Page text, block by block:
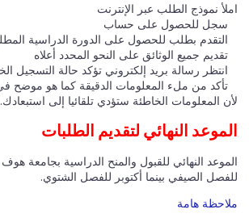
املأ نموذج الطلب عبر الإنترنت
سجل للحصول على حساب
التقدم بطلب للحصول على الدورة الدراسية
تقديم جميع الوثائق على النحو المحدد أعلاه
انتظر رسالة بريد إلكتروني تؤكد حالة التسجيل
تأكد من ملء المعلومات الدقيقة كما هو موضح
لأن المعلومات الخاطئة ستؤدي تلقائيا إلى استبعادك.
الموعد النهائي لتقديم الطلبات
للفصل الصيفي بينما أكتوبر للفصل الشتوي.
ملاحظة هامة